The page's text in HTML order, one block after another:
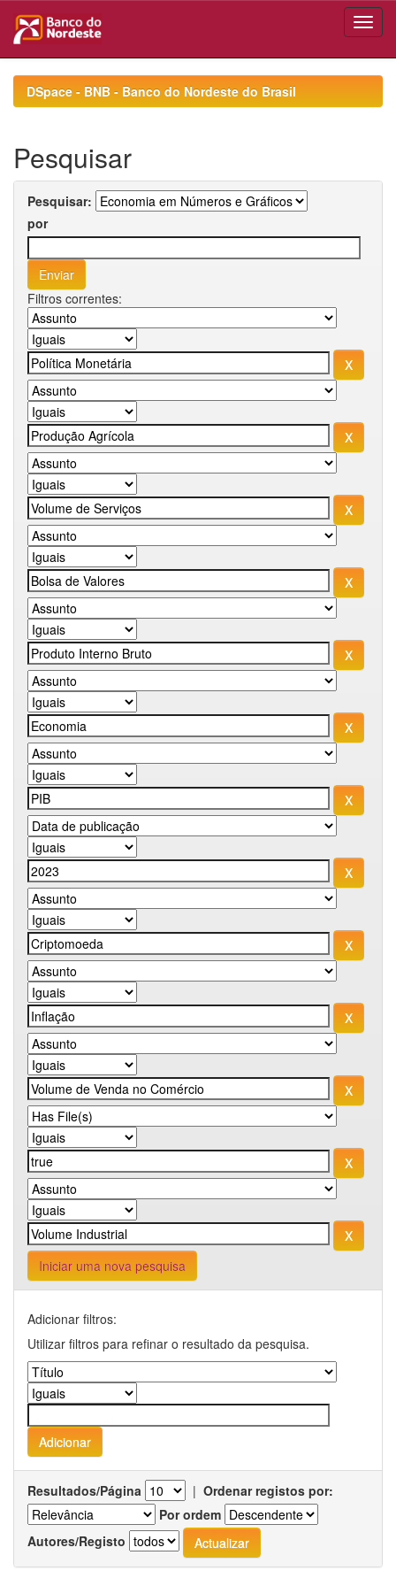
navigationDSpace - BNB - Banco do Nordeste do Brasil
Pesquisar
Pesquisar:
por
Filtros correntes:
Iniciar uma nova pesquisa
Adicionar filtros:
Utilizar filtros para refinar o resultado da pesquisa.
Resultados/Página | Ordenar registos por:
Por ordem
Autores/Registo